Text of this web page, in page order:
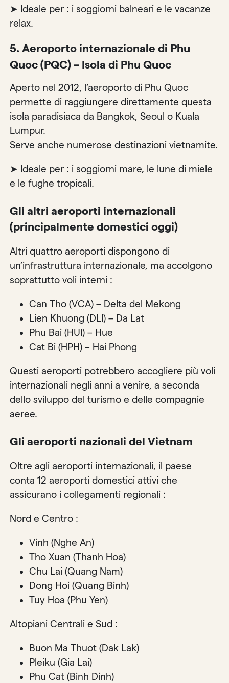
➤ Ideale per : i soggiorni balneari e le vacanze
relax.
5. Aeroporto internazionale di Phu
Quoc (PQC) – Isola di Phu Quoc
Aperto nel 2012, l’aeroporto di Phu Quoc
permette di raggiungere direttamente questa
isola paradisiaca da Bangkok, Seoul o Kuala
Lumpur.
Serve anche numerose destinazioni vietnamite.
➤ Ideale per : i soggiorni mare, le lune di miele
e le fughe tropicali.
Gli altri aeroporti internazionali
(principalmente domestici oggi)
Altri quattro aeroporti dispongono di
un’infrastruttura internazionale, ma accolgono
soprattutto voli interni :
Can Tho (VCA) – Delta del Mekong
Lien Khuong (DLI) – Da Lat
Phu Bai (HUI) – Hue
Cat Bi (HPH) – Hai Phong
Questi aeroporti potrebbero accogliere più voli
internazionali negli anni a venire, a seconda
dello sviluppo del turismo e delle compagnie
aeree.
Gli aeroporti nazionali del Vietnam
Oltre agli aeroporti internazionali, il paese
conta 12 aeroporti domestici attivi che
assicurano i collegamenti regionali :
Nord e Centro :
Vinh (Nghe An)
Tho Xuan (Thanh Hoa)
Chu Lai (Quang Nam)
Dong Hoi (Quang Binh)
Tuy Hoa (Phu Yen)
Altopiani Centrali e Sud :
Buon Ma Thuot (Dak Lak)
Pleiku (Gia Lai)
Phu Cat (Binh Dinh)